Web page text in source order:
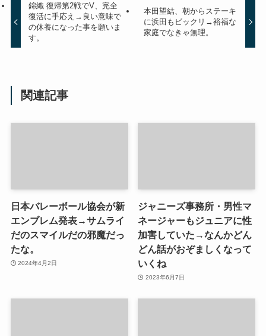
錦織 復帰第2戦でV、完全
復活に手応え→良い意味で
の休養になった事を願いま
す。
本田望結、朝からステーキ
に浜田もビックリ→裕福な
家庭でなきゃ無理。
関連記事
日本バレーボール協会が新
エンブレム発表→サムライ
だのスマイルだの邪魔だっ
たな。
2024年4月2日
ジャニーズ事務所・男性マ
ネージャーもジュニアに性
加害していた→なんかどん
どん話がおぞましくなって
いくね
2023年6月7日